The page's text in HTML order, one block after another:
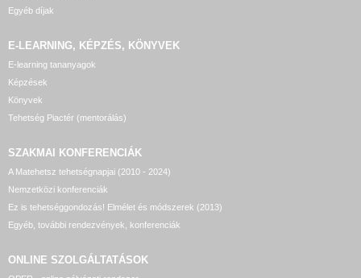
Egyéb díjak
E-LEARNING, KÉPZÉS, KÖNYVEK
E-learning tananyagok
Képzések
Könyvek
Tehetség Piactér (mentorálás)
SZAKMAI KONFERENCIÁK
A Matehetsz tehetségnapjai (2010 - 2024)
Nemzetközi konferenciák
Ez is tehetséggondozás! Elmélet és módszerek (2013)
Egyéb, további rendezvények, konferenciák
ONLINE SZOLGÁLTATÁSOK